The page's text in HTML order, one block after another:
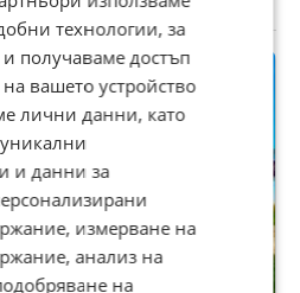
технологии, за
получаваме достъп
вашето устройство
лични данни, като
и данни за
измерване на
анализ на
на